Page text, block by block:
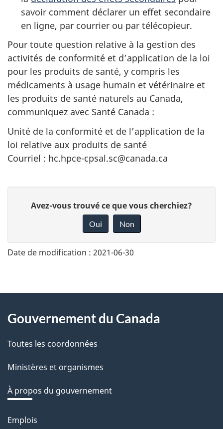
savoir comment déclarer un effet secondaire
en ligne, par courrier ou par télécopieur.
Pour toute question relative à la gestion des
activités de conformité et d’application de la loi
pour les produits de santé, y compris les
médicaments à usage humain et vétérinaire et
les produits de santé naturels au Canada,
communiquez avec Santé Canada :
Unité de la conformité et de l’application de la
loi relative aux produits de santé
Courriel : hc.hpce-cpsal.sc@canada.ca
n
v
o
t
r
r
é
t
r
Avez-vous trouvé ce que vous cherchiez?
Oui Non
Date de modification : 2021-06-30
About
this
site
Gouvernement du Canada
Toutes les coordonnées
Ministères et organismes
À propos du gouvernement
Thèmes
Emplois